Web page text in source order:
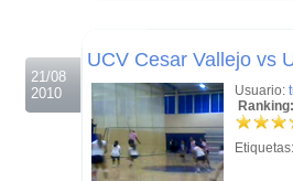
21/08
2010
UCV Cesar Vallejo vs
Usuario:
Etiquetas: